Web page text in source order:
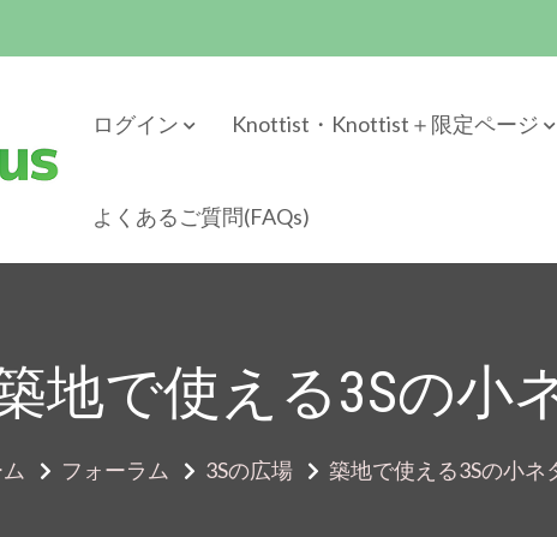
ログイン Knottist・Knottist＋限定ページ
よくあるご質問(FAQs)
地で使える3Sの小
フォーラム 3Sの広場 築地で使える3Sの小ネ